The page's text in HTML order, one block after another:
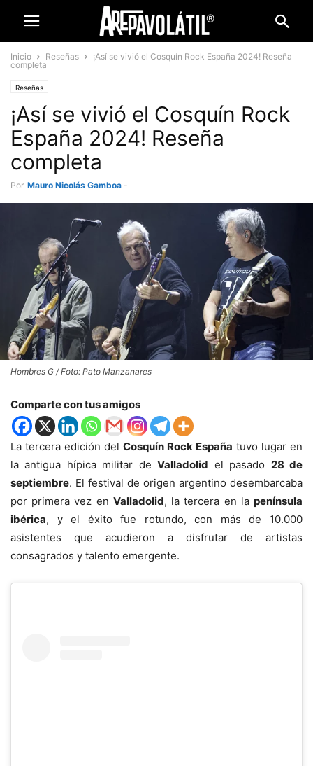
Inicio Reseñas
¡Así se vivió el Cosquín Rock España 2024! Reseña
completa
Reseñas
¡Así se vivió el Cosquín Rock
España 2024! Reseña
completa
Por Mauro Nicolás Gamboa -
Hombres G / Foto: Pato Manzanares
Comparte con tus amigos
La tercera edición del Cosquín Rock España tuvo lugar en
la antigua hípica militar deValladolid el pasado 28 de
septiembre. El festival de origen argentino desembarcaba
por primera vez en Valladolid, la tercera en lapenínsula
ibérica, y el éxito fue rotundo, con más de 10.000
asistentes que acudieron a disfrutar de artistas
consagrados y talento emergente.